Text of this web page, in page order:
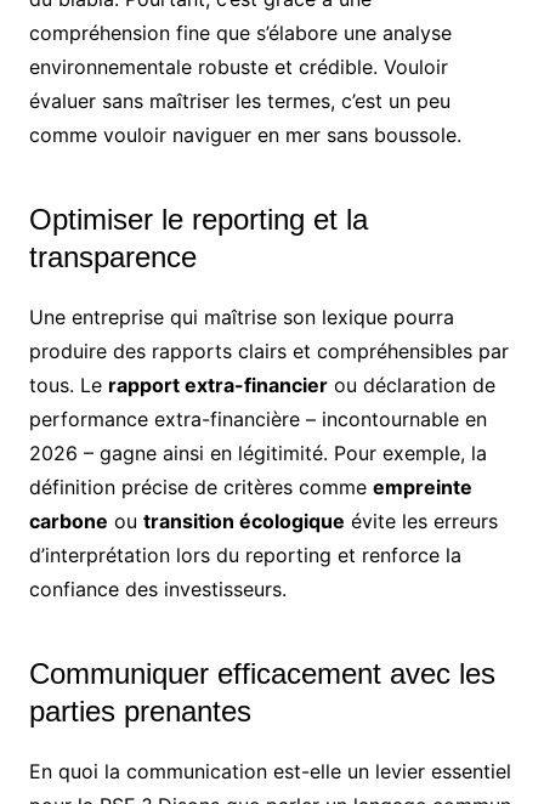
compréhension fine que s’élabore une analyse
environnementale robuste et crédible. Vouloir
évaluer sans maîtriser les termes, c’est un peu
comme vouloir naviguer en mer sans boussole.
Optimiser le reporting et la
transparence
Une entreprise qui maîtrise son lexique pourra
produire des rapports clairs et compréhensibles par
tous. Le rapport extra-financierou déclaration de
performance extra-financière – incontournable en
2026 – gagne ainsi en légitimité. Pour exemple, la
définition précise de critères comme empreinte
carbone ou transition écologique évite les erreurs
d’interprétation lors du reporting et renforce la
confiance des investisseurs.
Communiquer efficacement avec les
parties prenantes
En quoi la communication est-elle un levier essentiel